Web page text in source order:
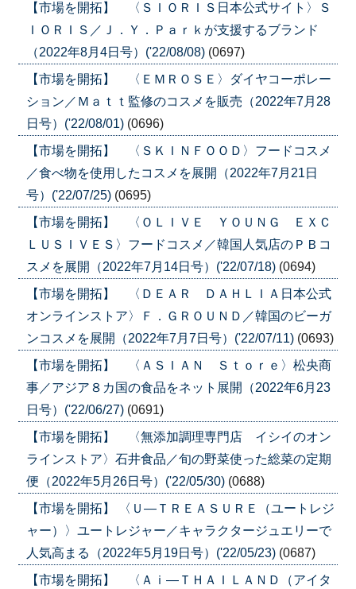
【市場を開拓】 〈ＳＩＯＲＩＳ日本公式サイト〉Ｓ
ＩＯＲＩＳ／Ｊ．Ｙ．Ｐａｒｋが支援するブランド
（2022年8月4日号）('22/08/08) (0697)
【市場を開拓】 〈ＥＭＲＯＳＥ〉ダイヤコーポレー
ション／Ｍａｔｔ監修のコスメを販売（2022年7月28
日号）('22/08/01) (0696)
【市場を開拓】 〈ＳＫＩＮＦＯＯＤ〉フードコスメ
／食べ物を使用したコスメを展開（2022年7月21日
号）('22/07/25) (0695)
【市場を開拓】 〈ＯＬＩＶＥ ＹＯＵＮＧ ＥＸＣ
ＬＵＳＩＶＥＳ〉フードコスメ／韓国人気店のＰＢコ
スメを展開（2022年7月14日号）('22/07/18) (0694)
【市場を開拓】 〈ＤＥＡＲ ＤＡＨＬＩＡ日本公式
オンラインストア〉Ｆ．ＧＲＯＵＮＤ／韓国のビーガ
ンコスメを展開（2022年7月7日号）('22/07/11) (0693)
【市場を開拓】 〈ＡＳＩＡＮ Ｓｔｏｒｅ〉松央商
事／アジア８カ国の食品をネット展開（2022年6月23
日号）('22/06/27) (0691)
【市場を開拓】 〈無添加調理専門店 イシイのオン
ラインストア〉石井食品／旬の野菜使った総菜の定期
便（2022年5月26日号）('22/05/30) (0688)
【市場を開拓】 〈Ｕ―ＴＲＥＡＳＵＲＥ（ユートレジ
ャー）〉ユートレジャー／キャラクタージュエリーで
人気高まる（2022年5月19日号）('22/05/23) (0687)
【市場を開拓】 〈Ａｉ―ＴＨＡＩＬＡＮＤ（アイタ